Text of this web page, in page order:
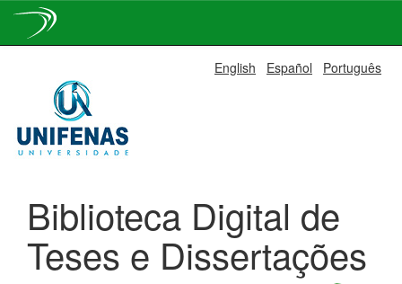
navigation
English Español Português
Biblioteca Digital de
Teses e Dissertações